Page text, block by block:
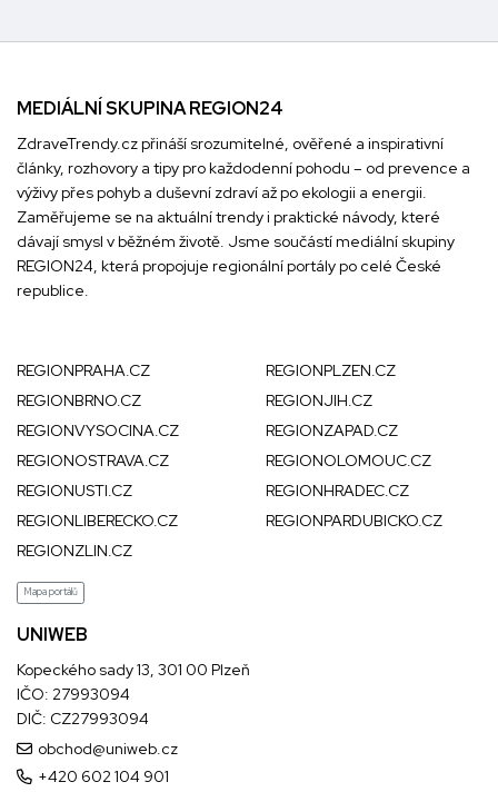
MEDIÁLNÍ SKUPINA REGION24
ZdraveTrendy.cz přináší srozumitelné, ověřené a inspirativní
články, rozhovory a tipy pro každodenní pohodu – od prevence a
výživy přes pohyb a duševní zdraví až po ekologii a energii.
Zaměřujeme se na aktuální trendy i praktické návody, které
dávají smysl v běžném životě. Jsme součástí mediální skupiny
REGION24, která propojuje regionální portály po celé České
republice.
REGIONPRAHA.CZ
REGIONPLZEN.CZ
REGIONBRNO.CZ
REGIONJIH.CZ
REGIONVYSOCINA.CZ
REGIONZAPAD.CZ
REGIONOSTRAVA.CZ
REGIONOLOMOUC.CZ
REGIONUSTI.CZ
REGIONHRADEC.CZ
REGIONLIBERECKO.CZ
REGIONPARDUBICKO.CZ
REGIONZLIN.CZ
Mapa portálů
UNIWEB
Kopeckého sady 13, 301 00 Plzeň
IČO: 27993094
DIČ: CZ27993094
obchod@uniweb.cz
+420 602 104 901